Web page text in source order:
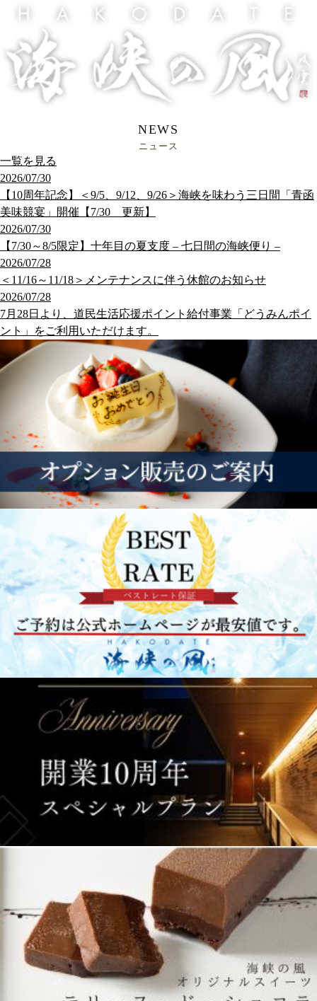
NEWS
ニュース
一覧を見る
2026/07/30
【10周年記念】＜9/5、9/12、9/26＞海峡を味わう三日間「青函
美味競宴」開催【7/30 更新】
2026/07/30
【7/30～8/5限定】十年目の夏支度 – 七日間の海峡便り –
2026/07/28
＜11/16～11/18＞メンテナンスに伴う休館のお知らせ
2026/07/28
7月28日より、道民生活応援ポイント給付事業「どうみんポイ
ント」をご利用いただけます。